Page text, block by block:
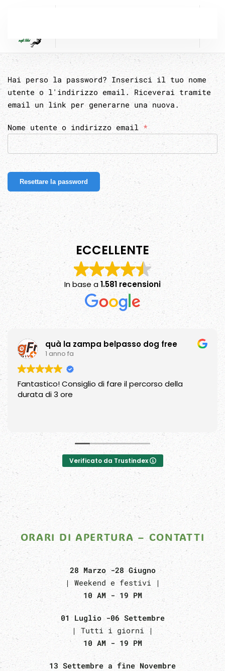
Hai perso la password? Inserisci il tuo nome
utente o l'indirizzo email. Riceverai tramite
email un link per generarne una nuova.
Nome utente o indirizzo email*Richiesto
Resettare la password
ECCELLENTE
In base a1.581 recensioni
quà la zampa belpasso dog free
1 anno fa
Fantastico! Consiglio di fare il percorso della
durata di 3 ore
Verificato da Trustindex
ORARI DI APERTURA – CONTATTI
28 Marzo -28 Giugno
| Weekend e festivi |
10 AM - 19 PM
01 Luglio -06 Settembre
| Tutti i giorni |
10 AM - 19 PM
13 Settembre a fine Novembre